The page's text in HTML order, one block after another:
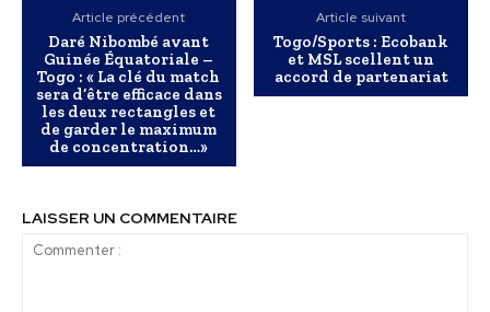
Article précédent
Daré Nibombé avant
Guinée Équatoriale –
Togo : « La clé du match
sera d’être efficace dans
les deux rectangles et
de garder le maximum
de concentration…»
Article suivant
Togo/Sports : Ecobank
et MSL scellent un
accord de partenariat
LAISSER UN COMMENTAIRE